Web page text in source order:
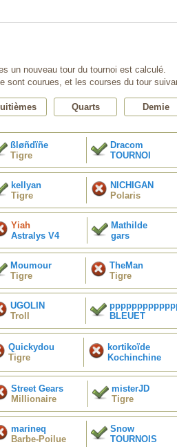
un nouveau tour du tournoi est calculé.
sont courues, et les courses du tour
Quarts Demie
ßløñdïñe
Tigre
Dracom
TOURNOI
kellyan
Tigre
NICHIGAN
Polaris
Yiah
Astralys V4
Mathilde
gars
Moumour
Tigre
TheMan
Tigre
UGOLIN
Troll
BLEUET
Quickydou
Tigre
kortikoïde
Kochinchine
Street Gears
Millionaire
misterJD
Tigre
marineq
Barbe-Poilue
Snow
TOURNOIS